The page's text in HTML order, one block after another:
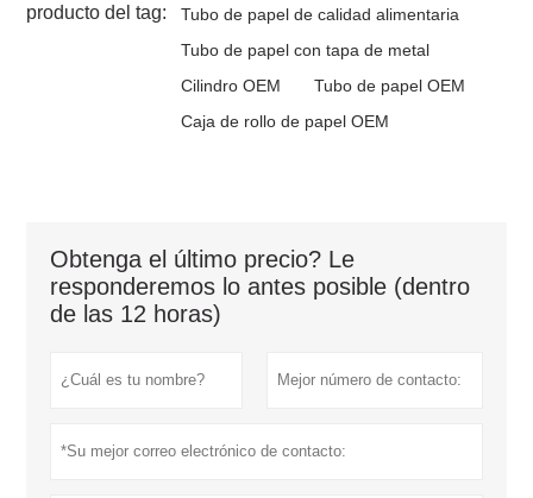
producto del tag:
Tubo de papel de calidad alimentaria
Tubo de papel con tapa de metal
Cilindro OEM
Tubo de papel OEM
Caja de rollo de papel OEM
Obtenga el último precio? Le
responderemos lo antes posible (dentro
de las 12 horas)